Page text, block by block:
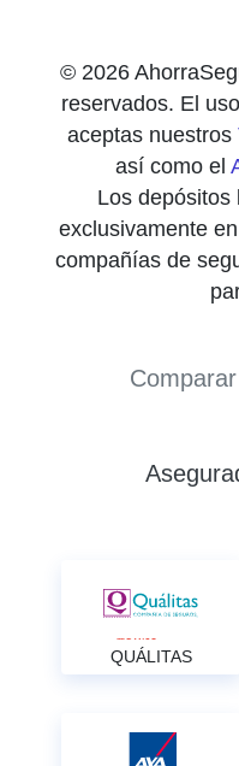
© 2026
reservados. El
aceptas nuestros
así como el
Los depósitos
exclusivamente
compañías de
QUÁLITAS